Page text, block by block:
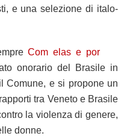
e una selezione di italo-
Com elas e por
onorario del Brasile in
Comune, e si propone un
tra Veneto e Brasile
la violenza di genere,
donne.